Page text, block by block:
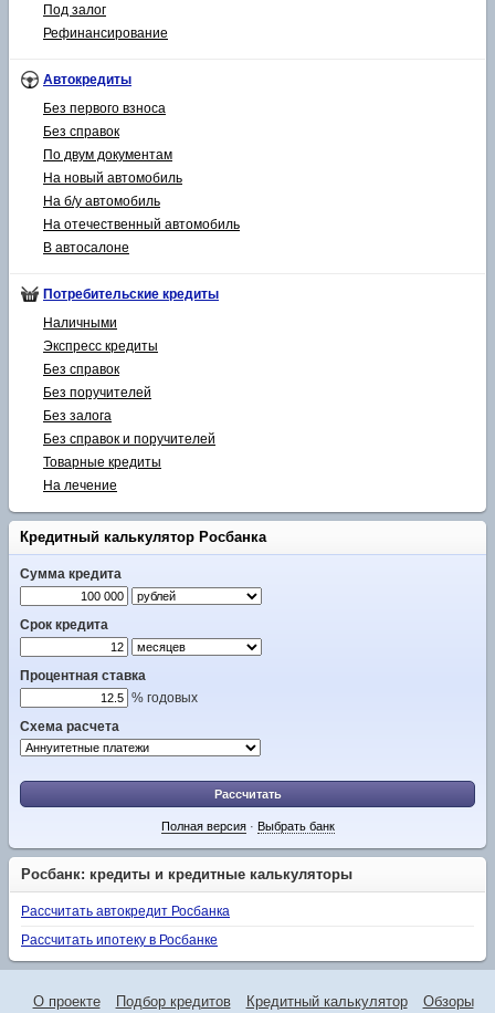
Под залог
Рефинансирование
Автокредиты
Без первого взноса
Без справок
По двум документам
На новый автомобиль
На б/у автомобиль
На отечественный автомобиль
В автосалоне
Потребительские кредиты
Наличными
Экспресс кредиты
Без справок
Без поручителей
Без залога
Без справок и поручителей
Товарные кредиты
На лечение
Кредитный калькулятор Росбанка
Сумма кредита
Срок кредита
Процентная ставка
% годовых
Схема расчета
Рассчитать
Полная версия· Выбрать банк
Росбанк: кредиты и кредитные калькуляторы
Рассчитать автокредит Росбанка
Рассчитать ипотеку в Росбанке
О проекте Подбор кредитов Кредитный калькулятор Обзоры